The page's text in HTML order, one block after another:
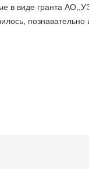
в виде гранта
познавательно